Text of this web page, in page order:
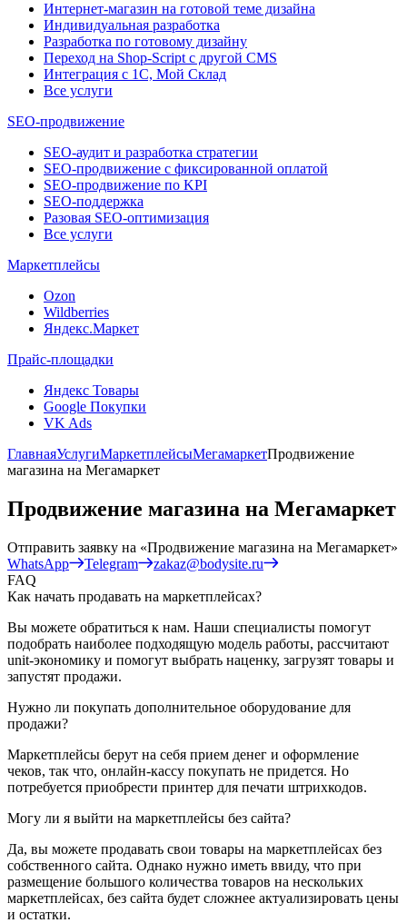
Интернет-магазин на готовой теме дизайна
Индивидуальная разработка
Разработка по готовому дизайну
Переход на Shop-Script с другой CMS
Интеграция с 1С, Мой Склад
Все услуги
SEO-продвижение
SEO-аудит и разработка стратегии
SEO-продвижение с фиксированной оплатой
SEO-продвижение по KPI
SEO-поддержка
Разовая SEO-оптимизация
Все услуги
Маркетплейсы
Ozon
Wildberries
Яндекс.Маркет
Прайс-площадки
Яндекс Товары
Google Покупки
VK Ads
ГлавнаяУслугиМаркетплейсыМегамаркетПродвижение
магазина на Мегамаркет
Продвижение магазина на Мегамаркет
Отправить заявку на «Продвижение магазина на Мегамаркет»
WhatsApp
Telegram
zakaz@bodysite.ru
FAQ
Как начать продавать на маркетплейсах?
Вы можете обратиться к нам. Наши специалисты помогут
подобрать наиболее подходящую модель работы, рассчитают
unit-экономику и помогут выбрать наценку, загрузят товары и
запустят продажи.
Нужно ли покупать дополнительное оборудование для
продажи?
Маркетплейсы берут на себя прием денег и оформление
чеков, так что, онлайн-кассу покупать не придется. Но
потребуется приобрести принтер для печати штрихкодов.
Могу ли я выйти на маркетплейсы без сайта?
Да, вы можете продавать свои товары на маркетплейсах без
собственного сайта. Однако нужно иметь ввиду, что при
размещение большого количества товаров на нескольких
маркетплейсах, без сайта будет сложнее актуализировать цены
и остатки.